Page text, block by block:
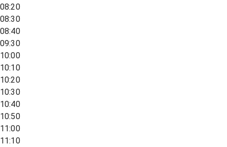
08:20
08:30
08:40
09:30
10:00
10:10
10:20
10:30
10:40
10:50
11:00
11:10